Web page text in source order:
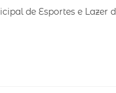
de Esportes e Lazer